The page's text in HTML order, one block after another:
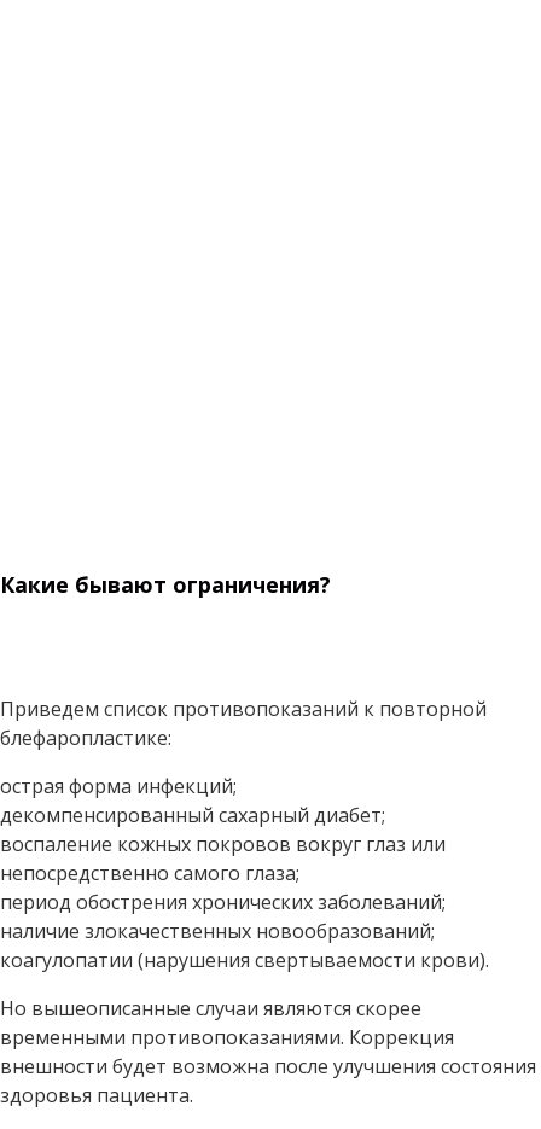
Какие бывают ограничения?
Приведем список противопоказаний к повторной
блефаропластике:
острая форма инфекций;
декомпенсированный сахарный диабет;
воспаление кожных покровов вокруг глаз или
непосредственно самого глаза;
период обострения хронических заболеваний;
наличие злокачественных новообразований;
коагулопатии (нарушения свертываемости крови).
Но вышеописанные случаи являются скорее
временными противопоказаниями. Коррекция
внешности будет возможна после улучшения состояния
здоровья пациента.